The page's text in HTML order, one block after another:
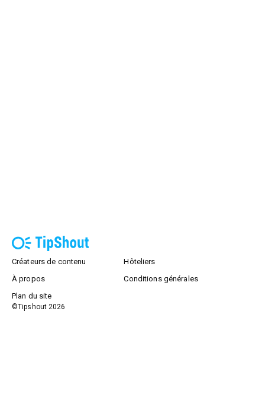
Créateurs de contenu
Hôteliers
À propos
Conditions générales
Plan du site
©Tipshout 2026